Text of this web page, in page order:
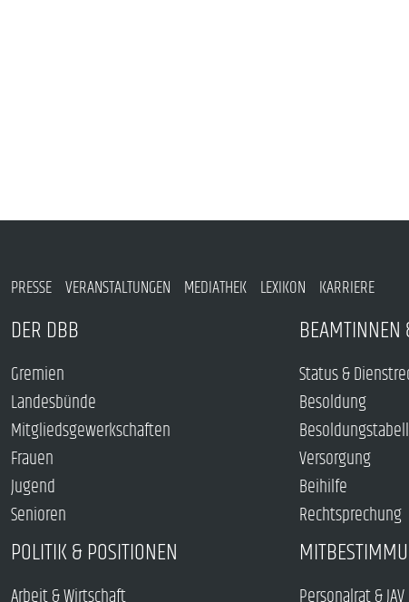
PRESSE VERANSTALTUNGEN MEDIATHEK LEXIKON KARRIERE
DER DBB
Gremien
Landesbünde
Mitgliedsgewerkschaften
Frauen
Jugend
Senioren
Status &
Besoldung
Versorgung
Beihilfe
Rechtsprechung
POLITIK & POSITIONEN